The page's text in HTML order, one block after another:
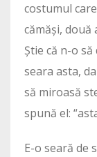
costumul
cămăși, două
Știe că n-o
seara asta,
să miroasă
spună el:
E-o seară de